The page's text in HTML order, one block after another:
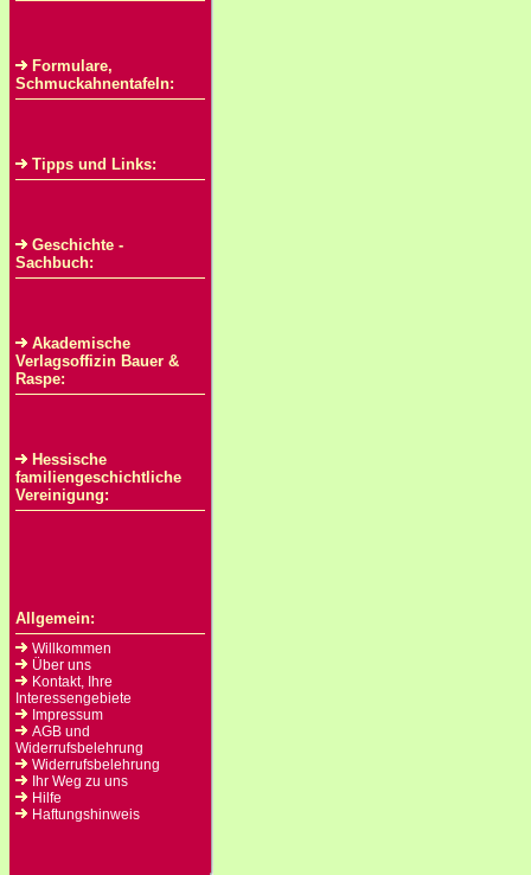
Formulare,
Schmuckahnentafeln:
Tipps und Links:
Geschichte -
Sachbuch:
Akademische
Verlagsoffizin Bauer &
Raspe:
Hessische
familiengeschichtliche
Vereinigung:
Allgemein:
Willkommen
Über uns
Kontakt, Ihre
Interessengebiete
Impressum
AGB und
Widerrufsbelehrung
Widerrufsbelehrung
Ihr Weg zu uns
Hilfe
Haftungshinweis